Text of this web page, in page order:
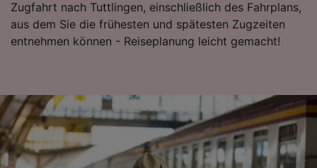
Zugfahrt nach Tuttlingen, einschließlich des Fahrplans,
aus dem Sie die frühesten und spätesten Zugzeiten
entnehmen können - Reiseplanung leicht gemacht!
Folgendes bereitzustellen:
Verwendung genauer Standortdaten.
Endgeräteeigenschaften zur Identifikation
von Werbeleistung und der Performance von
Inhalten, Zielgruppenforschung sowie
Entwicklung und Verbesserung von
Angeboten.